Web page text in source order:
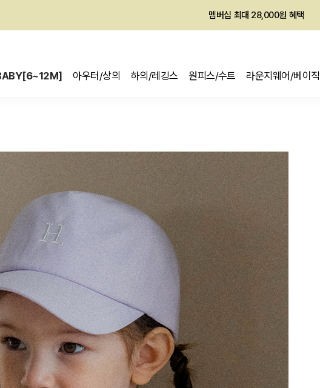
회원전용 아울렛, 가입하면 ~60% 할인!
아우터/상의 하의/레깅스 원피스/수트 라운지웨어/베이직